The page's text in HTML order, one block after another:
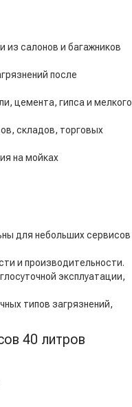
из салонов и багажников
после
цемента, гипса и мелкого
складов, торговых
на мойках
для небольших сервисов
и производительности.
эксплуатации,
типов загрязнений,
40 литров